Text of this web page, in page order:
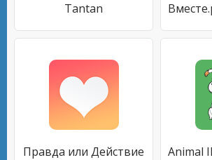
Tantan
Правда или Действие